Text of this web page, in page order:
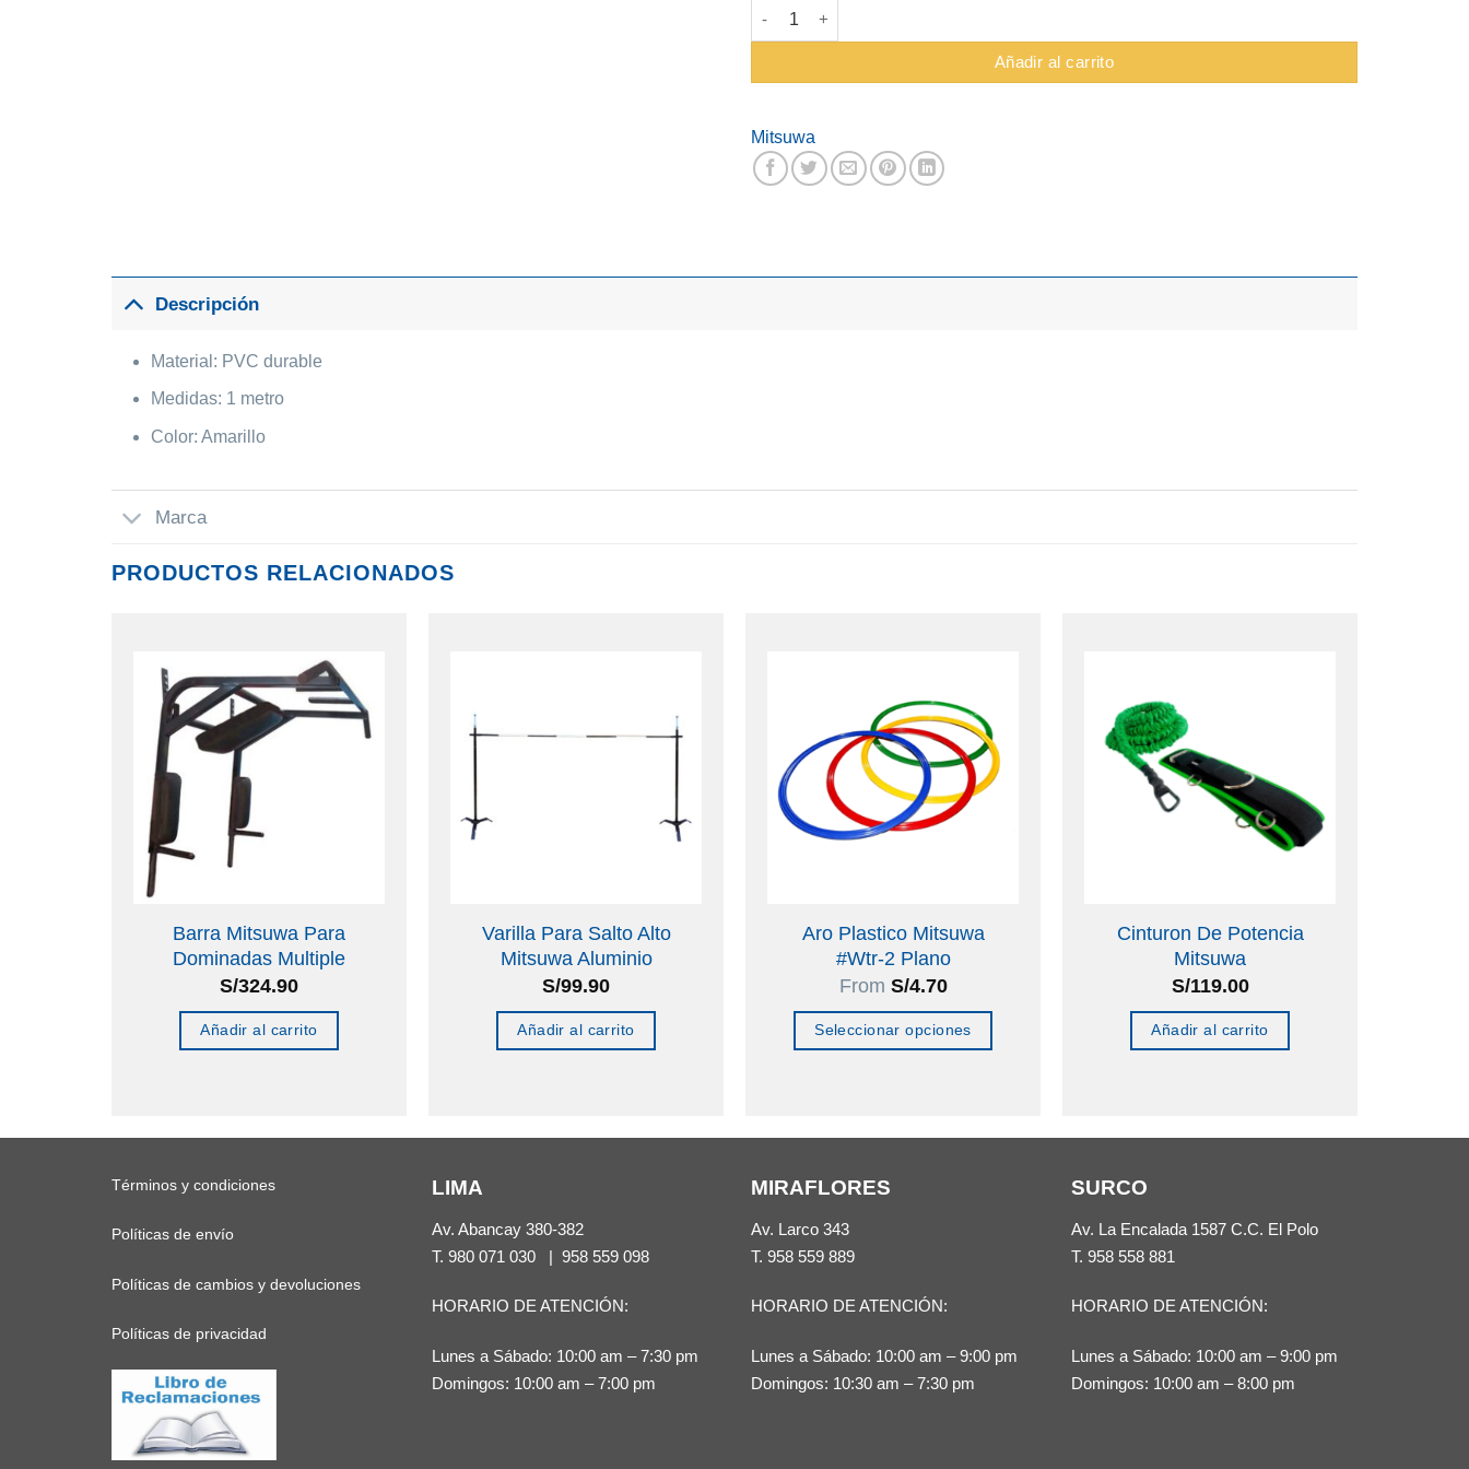
Varilla Para Cono Mitsuwa Pvc 1M X 1" cantidad
Añadir al carrito
Mitsuwa
Descripción
Material: PVC durable
Medidas: 1 metro
Color: Amarillo
Marca
PRODUCTOS RELACIONADOS
Barra Mitsuwa Para
Dominadas Multiple
S/324.90
Añadir al carrito
Varilla Para Salto Alto
Mitsuwa Aluminio
S/99.90
Añadir al carrito
Aro Plastico Mitsuwa
#Wtr-2 Plano
From S/4.70
Seleccionar opciones
pueden
Cinturon De Potencia
Mitsuwa
S/119.00
Añadir al carrito
Términos y condiciones
Políticas de envío
Políticas de cambios y devoluciones
Políticas de privacidad
LIMA
Av. Abancay 380-382
T. 980 071 030| 958 559 098
HORARIO DE ATENCIÓN:
Lunes a Sábado: 10:00 am – 7:30 pm
Domingos: 10:00 am – 7:00 pm
MIRAFLORES
Av. Larco 343
T. 958 559 889
HORARIO DE ATENCIÓN:
Lunes a Sábado: 10:00 am – 9:00 pm
Domingos: 10:30 am – 7:30 pm
SURCO
Av. La Encalada 1587 C.C. El Polo
T. 958 558 881
HORARIO DE ATENCIÓN:
Lunes a Sábado: 10:00 am – 9:00 pm
Domingos: 10:00 am – 8:00 pm